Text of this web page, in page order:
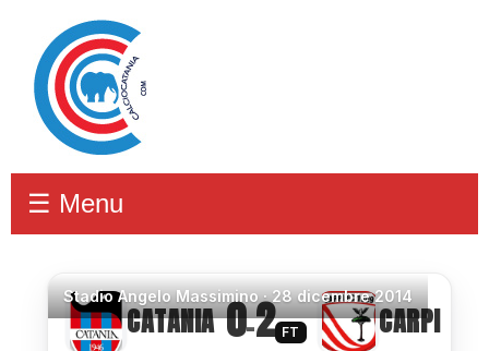
☰ Menu
StadioAngelo Massimino ·28 dicembre 2014
CATANIA 0–2 FT CARPI